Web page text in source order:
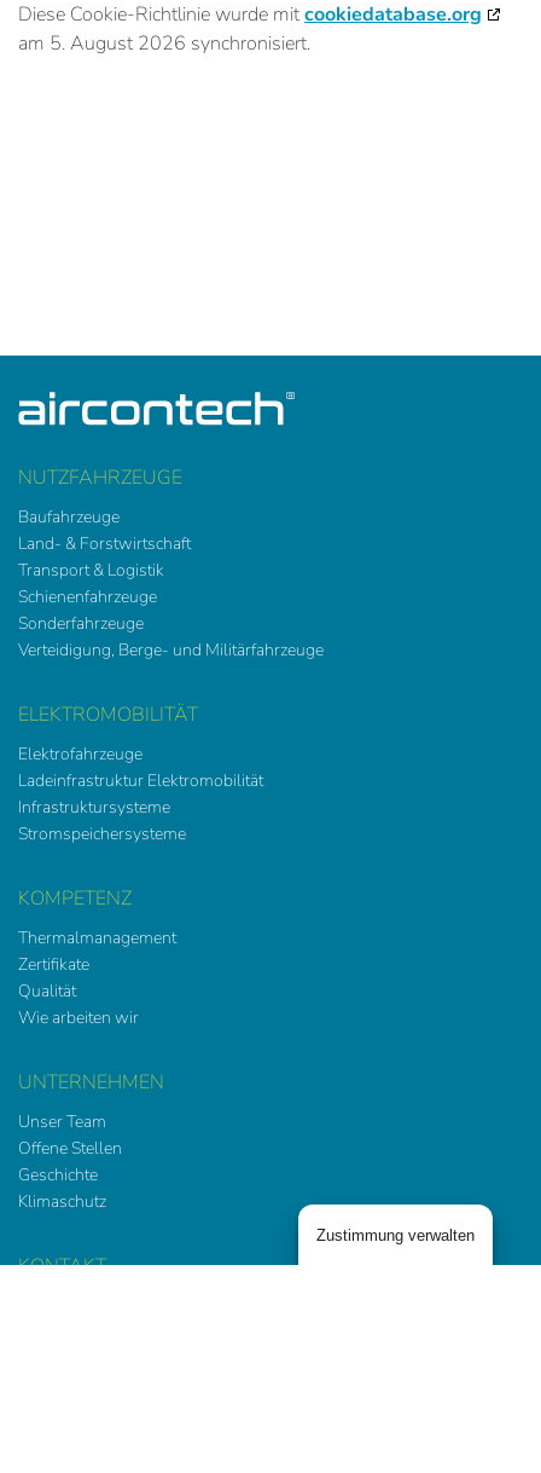
Diese Cookie-Richtlinie wurde mitcookiedatabase.org
am 5. August 2026 synchronisiert.
NUTZFAHRZEUGE
Baufahrzeuge
Land- & Forstwirtschaft
Transport & Logistik
Schienenfahrzeuge
Sonderfahrzeuge
Verteidigung, Berge- und Militärfahrzeuge
ELEKTROMOBILITÄT
Elektrofahrzeuge
Ladeinfrastruktur Elektromobilität
Infrastruktursysteme
Stromspeichersysteme
KOMPETENZ
Thermalmanagement
Zertifikate
Qualität
Wie arbeiten wir
UNTERNEHMEN
Unser Team
Offene Stellen
Geschichte
Klimaschutz
KONTAKT
Zustimmung verwalten